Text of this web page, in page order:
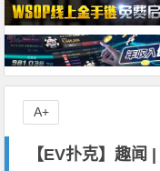
【EV扑克】趣
A+